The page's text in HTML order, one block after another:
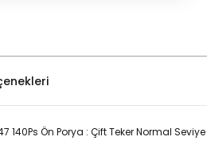
140Ps Ön Porya : Çift Teker Normal